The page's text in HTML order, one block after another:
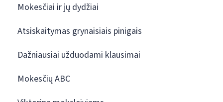
Mokesčiai ir jų dydžiai
Atsiskaitymas grynaisiais pinigais
Dažniausiai užduodami klausimai
Mokesčių ABC